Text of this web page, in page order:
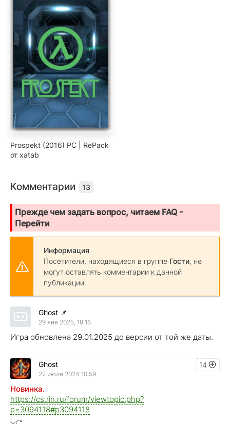
Prospekt (2016) PC | RePack
от xatab
Комментарии 13
Прежде чем задать вопрос, читаем FAQ -
Перейти
Информация
Посетители, находящиеся в группе Гости, не
могут оставлять комментарии к данной
публикации.
Ghost 📌
29 янв 2025, 18:16
Игра обновлена 29.01.2025 до версии от той же даты.
14
Ghost
22 июля 2024 10:59
Новинка.
https://cs.rin.ru/forum/viewtopic.php?
p=3094118#p3094118